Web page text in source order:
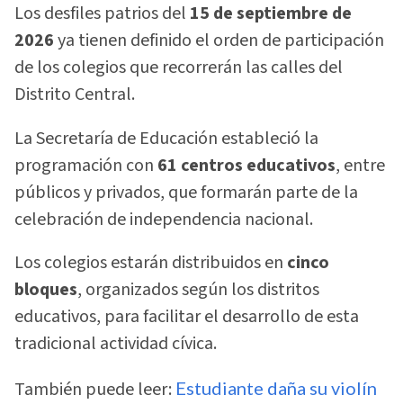
Los desfiles patrios del 15 de septiembre de
2026ya tienen definido el orden de participación
de los colegios que recorrerán las calles del
Distrito Central.
La Secretaría de Educación estableció la
programación con 61 centros educativos, entre
públicos y privados, que formarán parte de la
celebración de independencia nacional.
Los colegios estarán distribuidos en cinco
bloques, organizados según los distritos
educativos, para facilitar el desarrollo de esta
tradicional actividad cívica.
También puede leer: Estudiante daña su violín